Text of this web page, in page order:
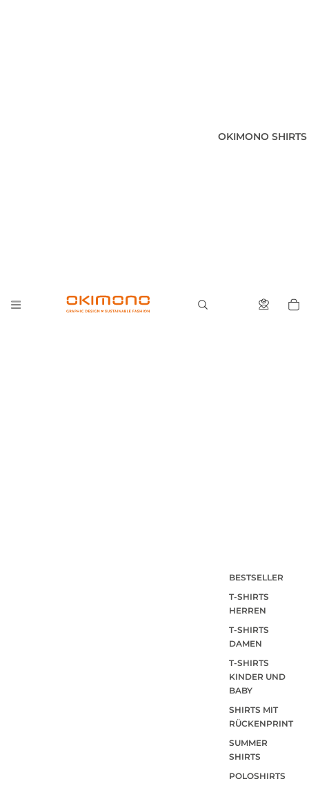
OKIMONO SHIRTS
BESTSELLER
T-SHIRTS
HERREN
T-SHIRTS
DAMEN
T-SHIRTS
KINDER UND
BABY
SHIRTS MIT
RÜCKENPRINT
SUMMER
SHIRTS
POLOSHIRTS